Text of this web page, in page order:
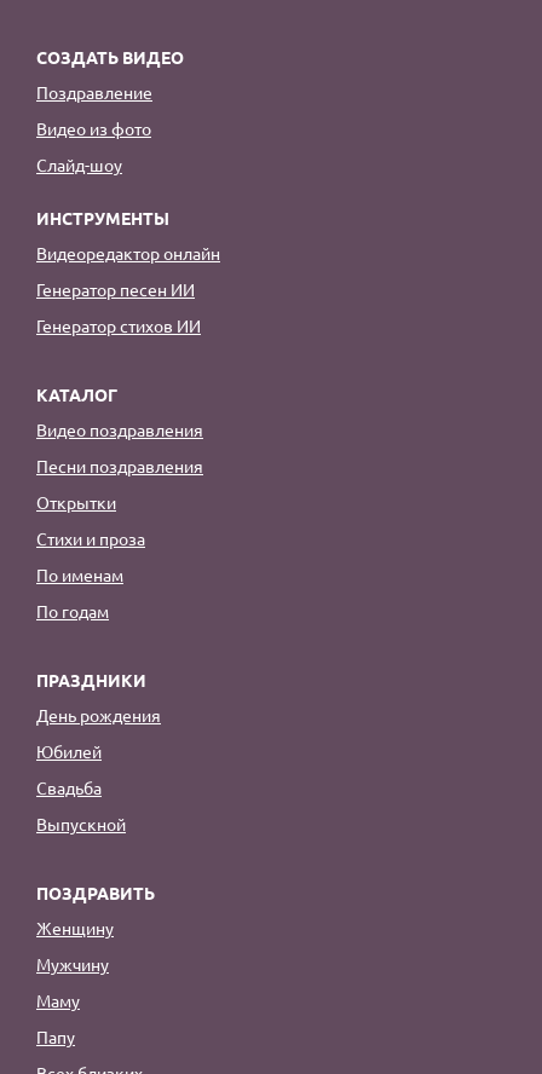
СОЗДАТЬ ВИДЕО
Поздравление
Видео из фото
Слайд-шоу
ИНСТРУМЕНТЫ
Видеоредактор онлайн
Генератор песен ИИ
Генератор стихов ИИ
КАТАЛОГ
Видео поздравления
Песни поздравления
Открытки
Стихи и проза
По именам
По годам
ПРАЗДНИКИ
День рождения
Юбилей
Свадьба
Выпускной
ПОЗДРАВИТЬ
Женщину
Мужчину
Маму
Папу